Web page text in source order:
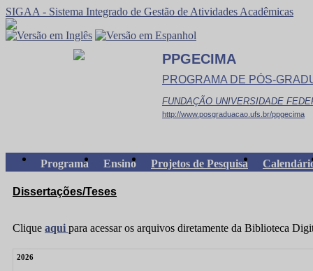
SIGAA - Sistema Integrado de Gestão de Atividades Acadêmicas
PPGECIMA
PROGRAMA DE PÓS-
FUNDAÇÃO UNIVERSIDADE
http://www.posgraduacao.ufs.br/ppgecima
Programa Ensino Projetos de Pesquisa
Dissertações/Teses
Clique aqui para acessar os arquivos diretamente da Biblioteca
2026